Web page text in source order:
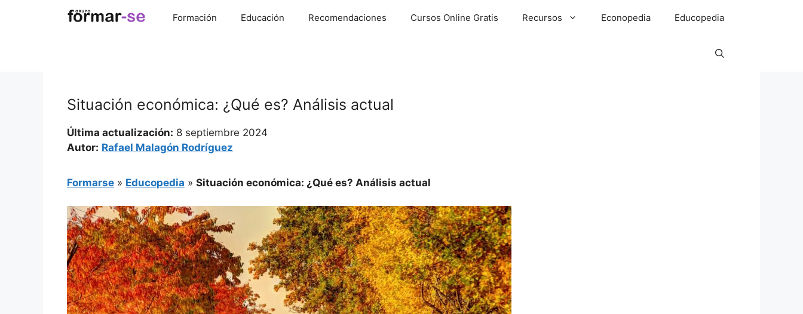
Formación Educación Recomendaciones Cursos Online Gratis Recursos Econopedia Educopedia
Situación económica: ¿Qué es? Análisis actual
Última actualización: 8 septiembre 2024
Autor: Rafael Malagón Rodríguez
Formarse » Educopedia » Situación económica: ¿Qué es? Análisis actual